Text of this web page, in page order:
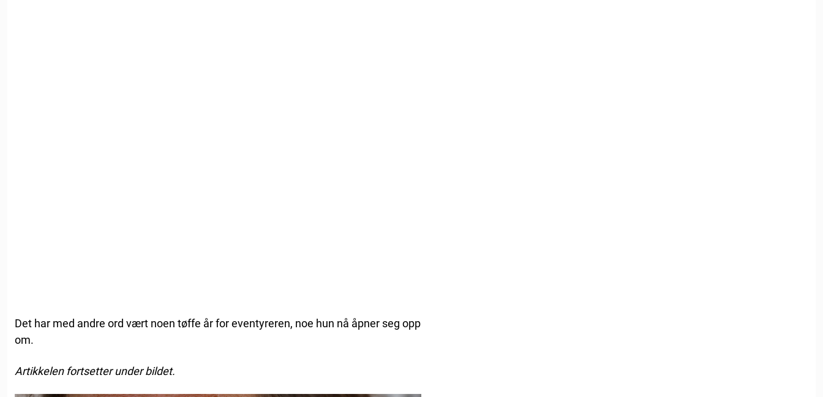
Det har med andre ord vært noen tøffe år for eventyreren, noe hun nå åpner seg opp
om.
Artikkelen fortsetter under bildet.